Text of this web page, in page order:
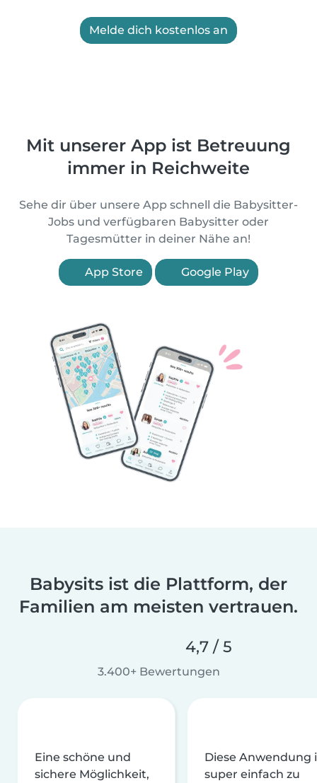
Melde dich kostenlos an
Mit unserer App ist Betreuung
immer in Reichweite
Sehe dir über unsere App schnell die Babysitter-
Jobs und verfügbaren Babysitter oder
Tagesmütter in deiner Nähe an!
App Store Google Play
Babysits ist die Plattform, der
Familien am meisten vertrauen.
4,7 / 5
3.400+ Bewertungen
Eine schöne und
sichere Möglichkeit,
Diese Anwendung
super einfach zu